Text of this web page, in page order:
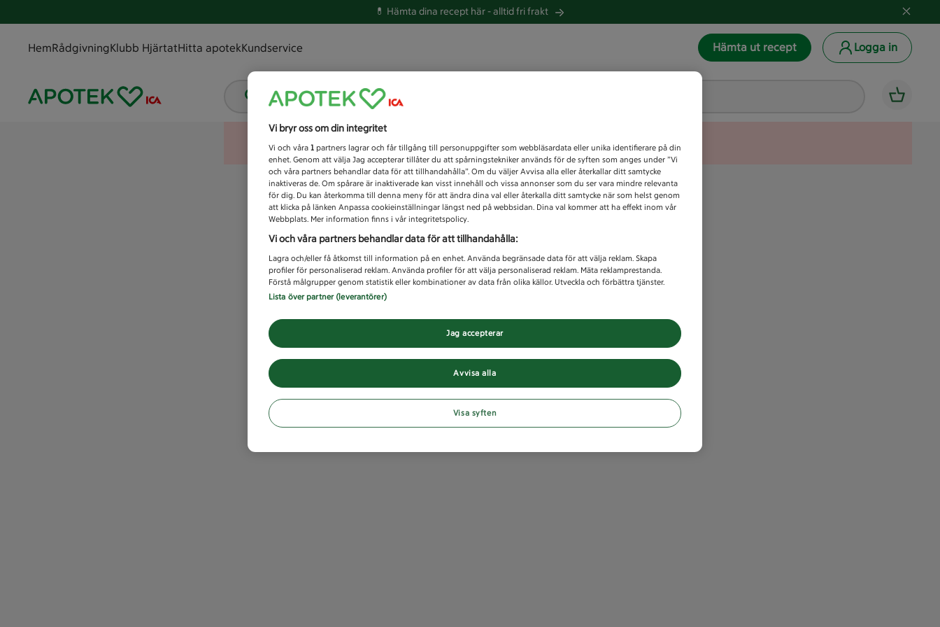
💊 Hämta dina recept här -alltid fri frakt
HemRådgivningKlubb HjärtatHitta apotekKundservice Hämta ut recept Logga in
Vad letar du efter idag?
Unknown error
Vi bryr oss om din integritet
Vi och våra 1 partners lagrar och får tillgång till personuppgifter som webbläsardata eller unika identifierare på din
enhet. Genom att välja Jag accepterar tillåter du att spårningstekniker används för de syften som anges under ”Vi
och våra partners behandlar data för att tillhandahålla”. Om du väljer Avvisa alla eller återkallar ditt samtycke
inaktiveras de. Om spårare är inaktiverade kan visst innehåll och vissa annonser som du ser vara mindre relevanta
för dig. Du kan återkomma till denna meny för att ändra dina val eller återkalla ditt samtycke när som helst genom
att klicka på länken Anpassa cookieinställningar längst ned på webbsidan. Dina val kommer att ha effekt inom vår
Webbplats. Mer information finns i vår integritetspolicy.
Vi och våra partners behandlar data för att tillhandahålla:
Lagra och/eller få åtkomst till information på en enhet. Använda begränsade data för att välja reklam. Skapa
profiler för personaliserad reklam. Använda profiler för att välja personaliserad reklam. Mäta reklamprestanda.
Förstå målgrupper genom statistik eller kombinationer av data från olika källor. Utveckla och förbättra tjänster.
Lista över partner (leverantörer)
Avvisa alla
Jag accepterar
Visa syften